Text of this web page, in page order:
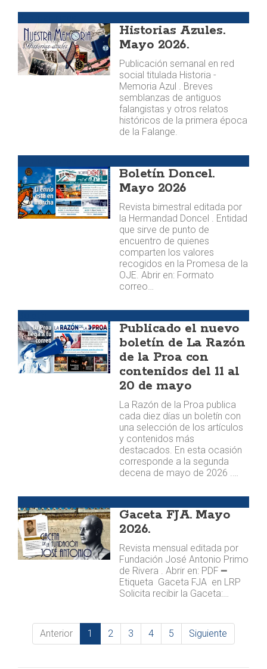
Historias Azules.
Mayo 2026.
Publicación semanal en red
social titulada Historia -
Memoria Azul . Breves
semblanzas de antiguos
falangistas y otros relatos
históricos de la primera época
de la Falange.
Boletín Doncel.
Mayo 2026
Revista bimestral editada por
la Hermandad Doncel . Entidad
que sirve de punto de
encuentro de quienes
comparten los valores
recogidos en la Promesa de la
OJE. Abrir en: Formato
correo…
Publicado el nuevo
boletín de La Razón
de la Proa con
contenidos del 11 al
20 de mayo
La Razón de la Proa publica
cada diez días un boletín con
una selección de los artículos
y contenidos más
destacados. En esta ocasión
corresponde a la segunda
decena de mayo de 2026 .…
Gaceta FJA. Mayo
2026.
Revista mensual editada por
Fundación José Antonio Primo
de Rivera . Abrir en: PDF ━
Etiqueta Gaceta FJA en LRP
Solicita recibir la Gaceta:…
Anterior 1 2 3 4 5 Siguiente